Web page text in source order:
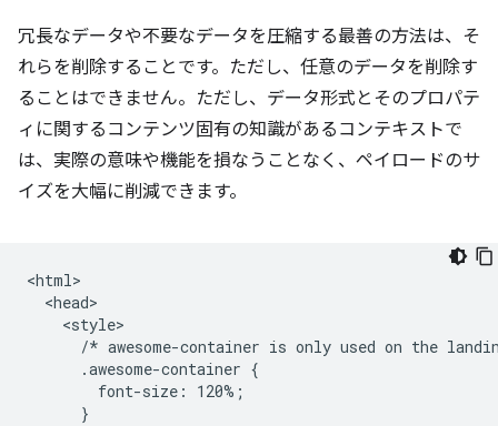
冗長なデータや不要なデータを圧縮する最善の方法は、そ
れらを削除することです。ただし、任意のデータを削除す
ることはできません。ただし、データ形式とそのプロパテ
ィに関するコンテンツ固有の知識があるコンテキストで
は、実際の意味や機能を損なうことなく、ペイロードのサ
イズを大幅に削減できます。
<html>
  <head>
    <style>
/* awesome-container is only used on the
      .awesome-container {
        font-size: 120%;
      }